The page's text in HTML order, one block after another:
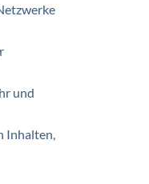
und
Inhalten,